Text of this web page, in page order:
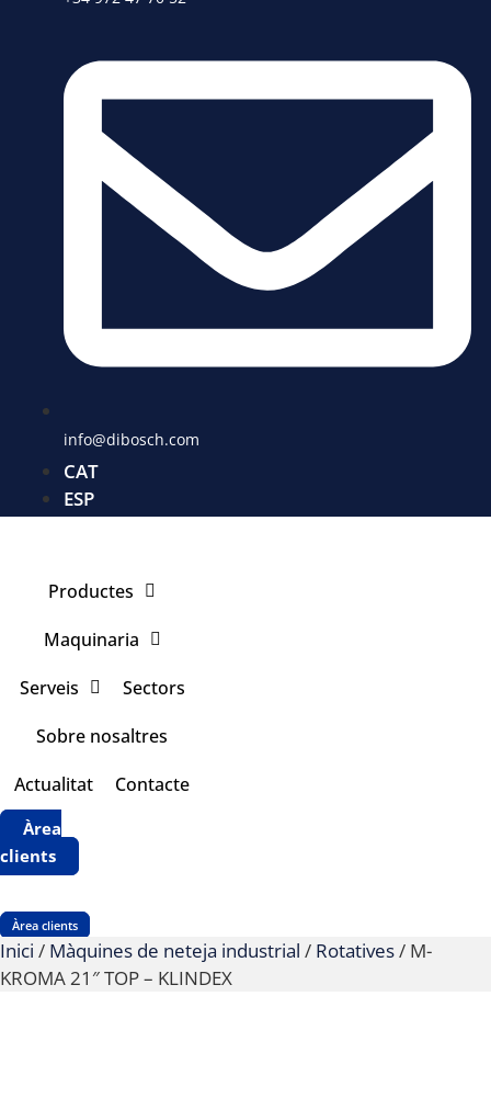
info@dibosch.com
CAT
ESP
Productes
Maquinaria
Serveis
Sectors
Sobre nosaltres
Actualitat
Contacte
Àrea
clients
Àrea clients
Inici / Màquines de neteja industrial / Rotatives/ M-
KROMA 21″ TOP – KLINDEX